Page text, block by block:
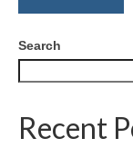
Search
Recent